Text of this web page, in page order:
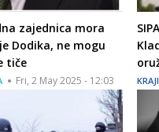
zajednica mora
Dodika, ne mogu
tiče
Fri, 2 May 2025 - 12:03